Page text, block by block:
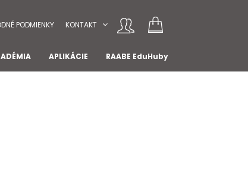
PODMIENKY KONTAKT
APLIKÁCIE RAABE EduHuby